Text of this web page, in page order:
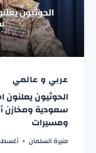
عربي و عالمي
الحوثيون
سعودية ومخازن
ومسيرات
منيرة السلمان أغسطس 9,